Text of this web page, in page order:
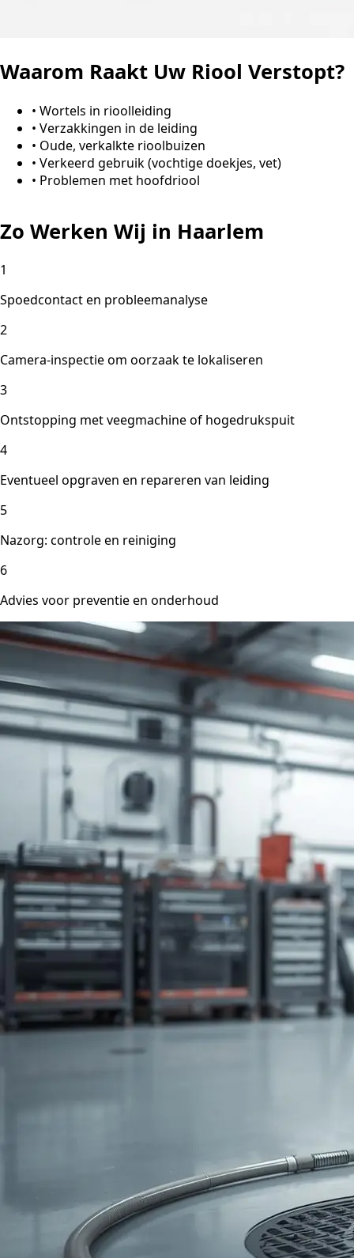
Waarom Raakt Uw Riool Verstopt?
• Wortels in rioolleiding
• Verzakkingen in de leiding
• Oude, verkalkte rioolbuizen
• Verkeerd gebruik (vochtige doekjes, vet)
• Problemen met hoofdriool
Zo Werken Wij in Haarlem
1
Spoedcontact en probleemanalyse
2
Camera-inspectie om oorzaak te lokaliseren
3
Ontstopping met veegmachine of hogedrukspuit
4
Eventueel opgraven en repareren van leiding
5
Nazorg: controle en reiniging
6
Advies voor preventie en onderhoud